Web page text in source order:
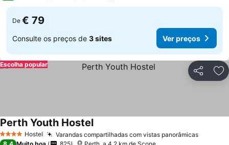
De € 79
Consulte os preços de 3 sites Ver preços
Partilhar
Escolha popular
4 EstrelasHostel Varandas compartilhadas com vistas panorâmicas
Perth Youth Hostel